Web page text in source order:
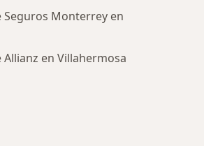
Seguros Monterrey en
en Villahermosa